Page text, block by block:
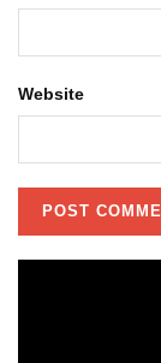
Website